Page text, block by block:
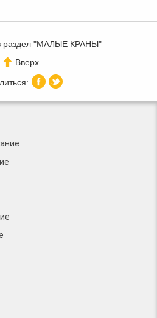
раздел "МАЛЫЕ КРАНЫ"
Вверх